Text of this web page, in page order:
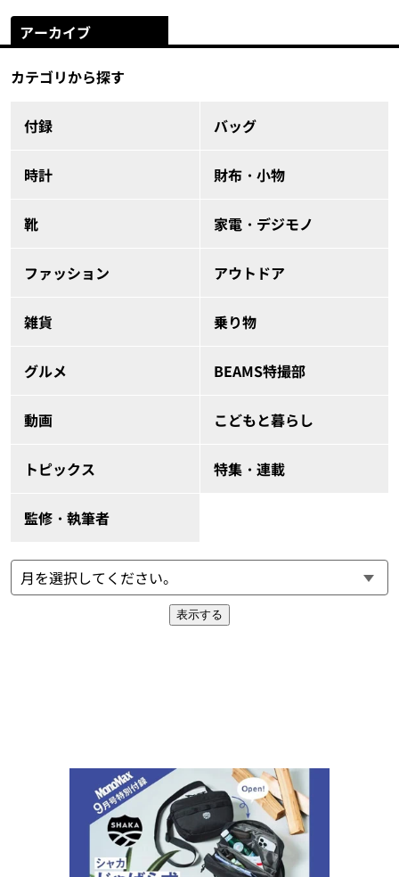
アーカイブ
カテゴリから探す
付録 バッグ
時計 財布・小物
靴 家電・デジモノ
ファッション アウトドア
雑貨 乗り物
グルメ BEAMS特撮部
動画 こどもと暮らし
トピックス 特集・連載
監修・執筆者
表示する